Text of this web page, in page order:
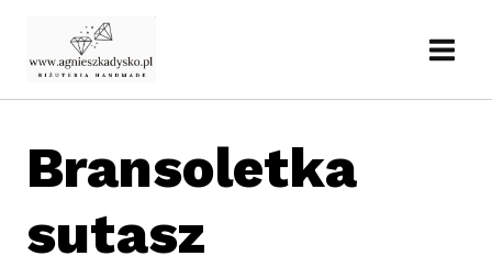
Bransoletka
sutasz